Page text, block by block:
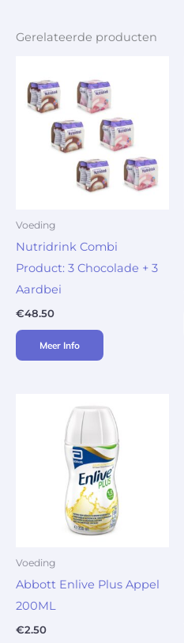
Gerelateerde producten
Voeding
Nutridrink Combi
Product: 3 Chocolade + 3
Aardbei
€48.50
Meer Info
Voeding
Abbott Enlive Plus Appel
200ML
€2.50